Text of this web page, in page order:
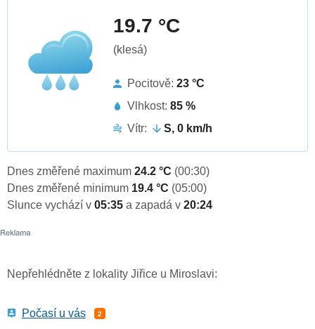
19.7 °C
(klesá)
Pocitově: 23 °C
Vlhkost: 85 %
Vítr:
S, 0 km/h
Dnes změřené maximum 24.2 °C (00:30)
Dnes změřené minimum 19.4 °C (05:00)
Slunce vychází v 05:35 a zapadá v 20:24
Nepřehlédněte z lokality Jiřice u Miroslavi:
Počasí u vás 2